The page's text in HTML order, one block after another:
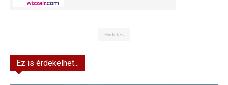
Hirdetés
Ez is érdekelhet...